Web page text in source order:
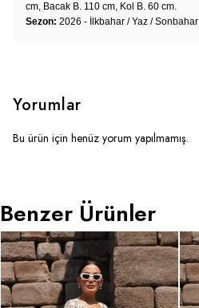
cm, Bacak B. 110 cm, Kol B. 60 cm.
Sezon: 2026 - İlkbahar / Yaz / Sonbahar
Yorumlar
Bu ürün için henüz yorum yapılmamış.
Benzer Ürünler